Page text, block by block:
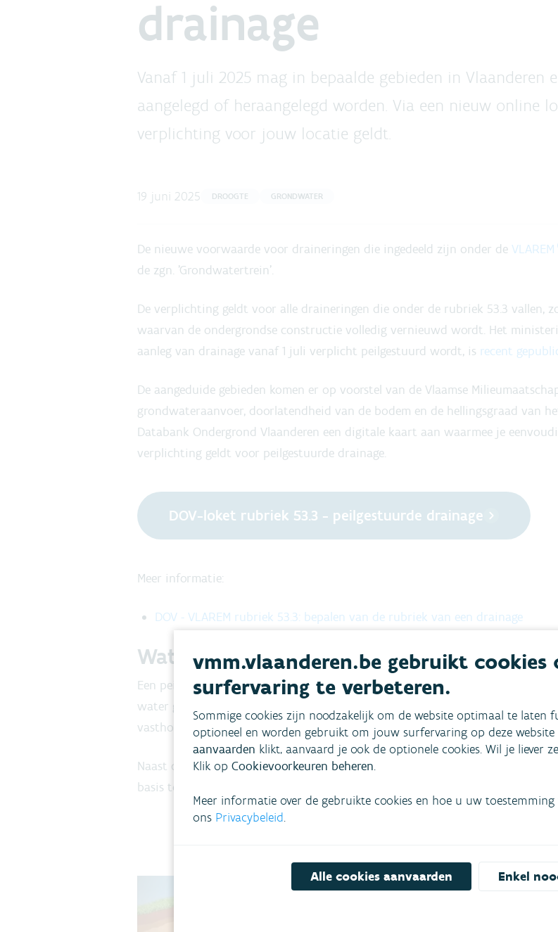
drainage
Vanaf 1 juli 2025 mag in bepaalde gebieden in Vlaanderen
aangelegd of heraangelegd worden. Via een nieuw online
verplichting voor jouw locatie geldt.
19 juni 2025 DROOGTE GRONDWATER
De nieuwe voorwaarde voor draineringen die ingedeeld zijn onder de VLAREM
de zgn. 'Grondwatertrein'.
De verplichting geldt voor alle draineringen die onder de rubriek 53.3 vallen,
waarvan de ondergrondse constructie volledig vernieuwd wordt. Het
aanleg van drainage vanaf 1 juli verplicht peilgestuurd wordt, is recent
De aangeduide gebieden komen er op voorstel van de Vlaamse
grondwateraanvoer, doorlatendheid van de bodem en de hellingsgraad van
Databank Ondergrond Vlaanderen een digitale kaart aan waarmee je
verplichting geldt voor peilgestuurde drainage.
DOV-loket rubriek 53.3 - peilgestuurde drainage
Meer informatie:
DOV - VLAREM rubriek 53.3: bepalen van de rubriek van een drainage
Wat is een peilgestuurde drainage?
Een peilgestuurd drainagesysteem voert water niet continu af, zoals bij
water gericht te draineren op momenten wanneer het echt nodig is. Met een
vasthouden in de bodem, bijvoorbeeld tijdens droogte, of het afvoeren tijdens
Naast de gebieden waar het vanaf 1 juli verplicht bij aanleg of heraanleg,
basis toegepast. Dat is onder meer het geval in de Proeftuin Droogte
In Limburg
percelen om
vmm.vlaanderen.be gebruikt
surfervaring te verbeteren.
Sommige cookies zijn noodzakelijk om de website optimaal te laten
optioneel en worden gebruikt om jouw surfervaring op deze website
aanvaarden klikt, aanvaard je ook de optionele cookies. Wil je liever
Klik op Cookievoorkeuren beheren.
Meer informatie over de gebruikte cookies en hoe u uw
ons Privacybeleid.
Alle cookies aanvaarden Enkel